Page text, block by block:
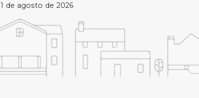
1 de agosto de 2026